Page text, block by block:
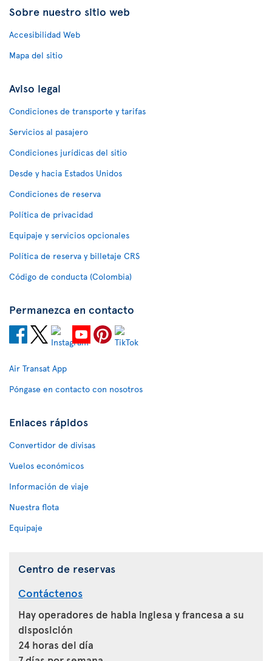
Sobre nuestro sitio web
Accesibilidad Web
Mapa del sitio
Aviso legal
Condiciones de transporte y tarifas
Servicios al pasajero
Condiciones jurídicas del sitio
Desde y hacia Estados Unidos
Condiciones de reserva
Política de privacidad
Equipaje y servicios opcionales
Política de reserva y billetaje CRS
Código de conducta (Colombia)
Permanezca en contacto
Air Transat App
Póngase en contacto con nosotros
Enlaces rápidos
Convertidor de divisas
Vuelos económicos
Información de viaje
Nuestra flota
Equipaje
Centro de reservas
Contáctenos
Hay operadores de habla inglesa y francesa a su
disposición
24 horas del día